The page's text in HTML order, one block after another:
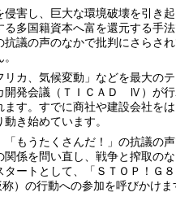
害し、巨大な環境破壊を引き起
多国籍資本へ富を還元する手
議の声のなかで批判にさらさ
カ、気候変動」などを最大の
開発会議（ＴＩＣＡＤ Ⅳ）が
す。すでに商社や建設会社をは
き始めています。
もうたくさんだ！」の抗議の
関係を問い直し、戦争と搾取の
タートとして、「ＳＴＯＰ！Ｇ８
）の行動への参加を呼びかけま